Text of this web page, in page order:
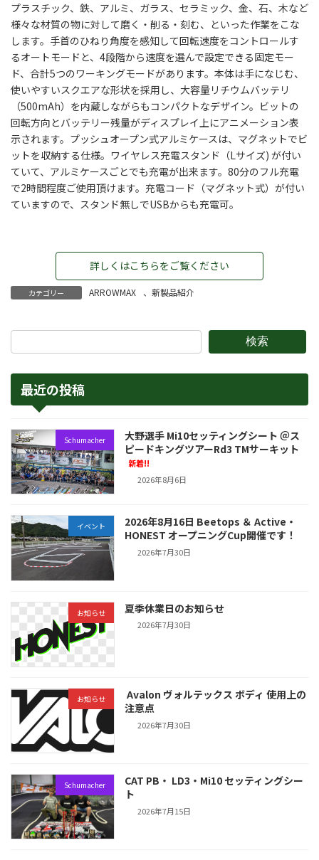
プラスチック、鉄、アルミ、ガラス、セラミック、金、石、木など
様々な材質の物に対して磨く・削る・刻む、といった作業をこな
します。手首のひねり角度を感知して回転速度をコントロールす
るオートモードと、4段階から速度を選んで設定できる固定モー
ド、合計5つのワーキングモードがあります。本体は手になじむ、
使いやすいスクエアな形状を採用し、大容量リチウムバッテリ
（500mAh）を内蔵しながらもコンパクトなデザイン。ビットの
回転方向とバッテリー残量がディスプレイ上にアニメーション表
示されます。プッシュオープン式アルミケースは、マグネットでビ
ットを収納する仕様。ワイヤレス充電スタンド（Lサイズ) が付い
ていて、アルミケースごとでも充電が出来ます。80分のフル充電
で2時間程度ご使用頂けます。充電コード（マグネット式）が付い
ていますので、スタンド無しでUSBからも充電可。
詳しくはこちらをご覧ください
カテゴリー ARROWMAX 、 新製品紹介
検索
最近の投稿
Schumacher
大野選手 Mi10セッティングシート ＠ス
ピードキングツアーRd3 TMサーキット
新着!!
2026年8月6日
イベント
2026年8月16日 Beetops ＆ Active・
HONEST オープニングCup開催です！
2026年7月30日
お知らせ 夏季休業日のお知らせ
2026年7月30日
お知らせ
Avalon ヴォルテックス ボディ 使用上の
注意点
2026年7月30日
Schumacher
CAT PB・ LD3・Mi10 セッティングシー
ト
2026年7月15日